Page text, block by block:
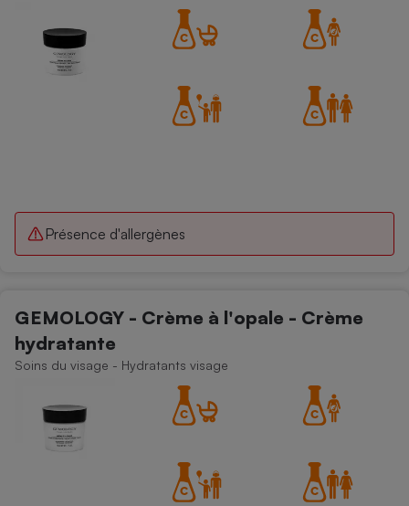
Présence d'allergènes
GEMOLOGY - Crème à l'opale - Crème
hydratante
Soins du visage - Hydratants visage